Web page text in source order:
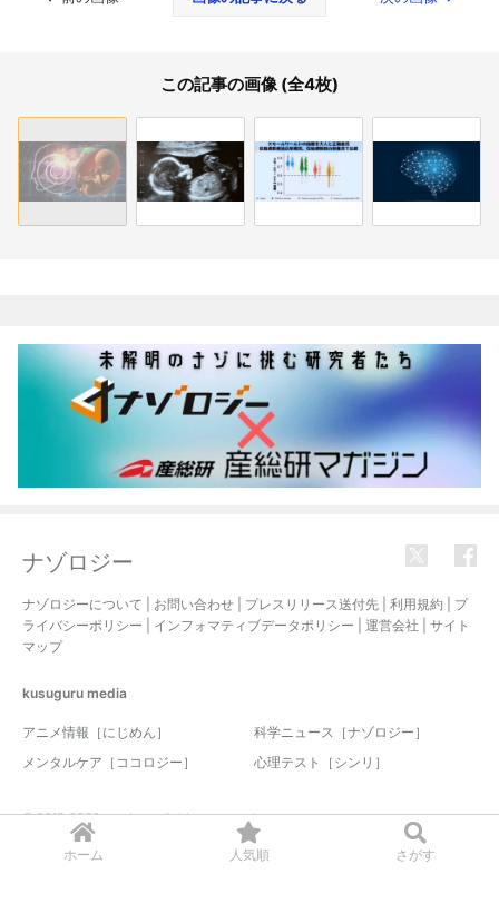
ホーム 人気順 さがす
この記事の画像 (全4枚)
ナゾロジー
ナゾロジーについて お問い合わせ プレスリリース送付先 利用規約
プ
ライバシーポリシー
インフォマティブデータポリシー 運営会社
サイト
マップ
kusuguru media
アニメ情報［にじめん］
科学ニュース［ナゾロジー］
メンタルケア［ココロジー］
心理テスト［シンリ］
© 2017-2026 nazology. all rights reserved.